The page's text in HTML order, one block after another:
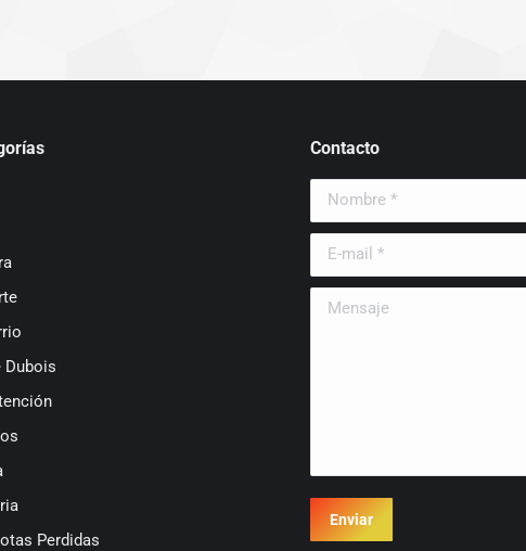
Dubois
Perdidas
Contacto
Nombre *
E-mail *
Mensaje
Enviar